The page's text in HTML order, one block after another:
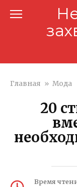
Главная » Мода
20
Время